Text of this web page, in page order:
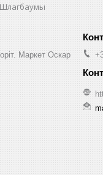
Шлагбаумы
Маркет Оскар